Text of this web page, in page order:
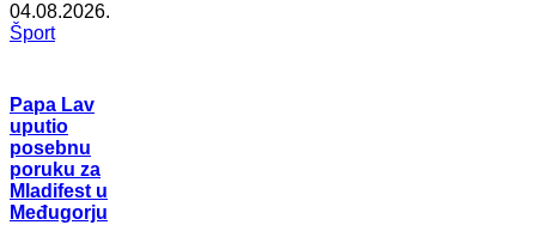
04.08.2026.
Šport
Papa Lav
uputio
posebnu
poruku za
Mladifest u
Međugorju